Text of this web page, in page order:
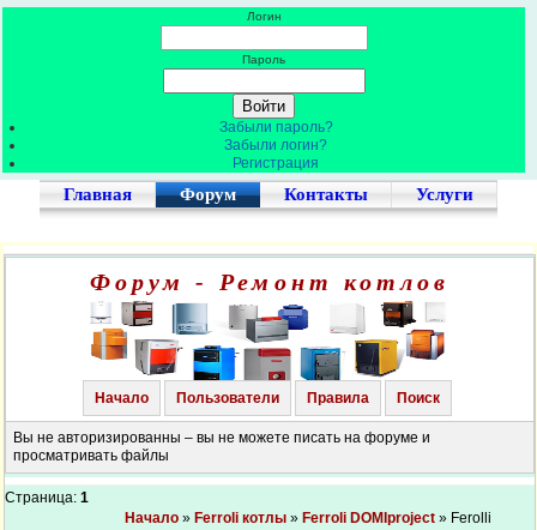
Логин
Пароль
Забыли пароль?
Забыли логин?
Регистрация
Главная Форум Контакты Услуги
Форум - Ремонт котлов
Начало Пользователи Правила Поиск
Вы не авторизированны – вы не можете писать на форуме и
просматривать файлы
Страница: 1
Начало » Ferroli котлы » Ferroli DOMIproject » Ferolli